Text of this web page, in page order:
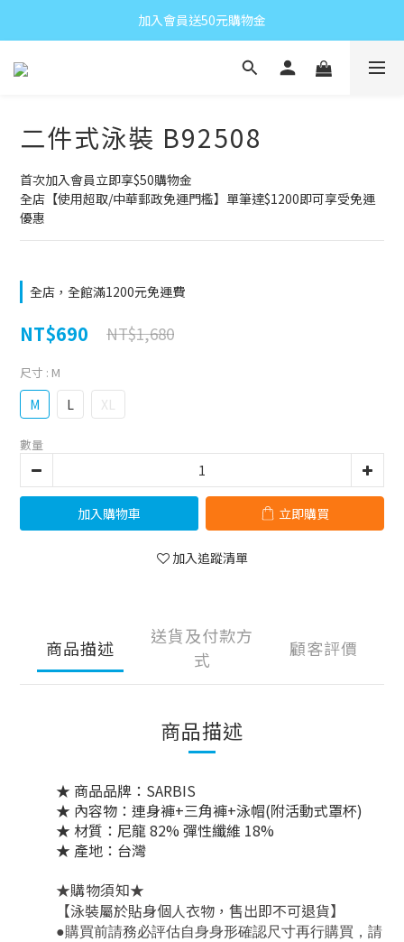
加入會員送50元購物金
二件式泳裝 B92508
首次加入會員立即享$50購物金
全店【使用超取/中華郵政免運門檻】單筆達$1200即可享受免運
優惠
全店，全館滿1200元免運費
NT$690 NT$1,680
尺寸 : M
M L XL
數量
加入購物車 立即購買
加入追蹤清單
商品描述
送貨及付款方
式
顧客評價
商品描述
★ 商品品牌：SARBIS
★ 內容物：連身褲+三角褲+泳帽(附活動式罩杯)
★ 材質：尼龍 82% 彈性纖維 18%
★ 產地：台灣
★購物須知★
【泳裝屬於貼身個人衣物，售出即不可退貨】
●購買前請務必評估自身身形確認尺寸再行購買 ， 請